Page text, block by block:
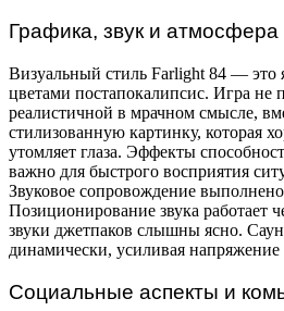
Графика, звук и атмосфера
Визуальный стиль Farlight 84 —
цветами постапокалипсис. Игра не
реалистичной в мрачном смысле,
стилизованную картинку, которая
утомляет глаза. Эффекты
важно для быстрого восприятия
Звуковое сопровождение
Позиционирование звука работает
звуки джетпаков слышны ясно.
динамически, усиливая
Социальные аспекты и